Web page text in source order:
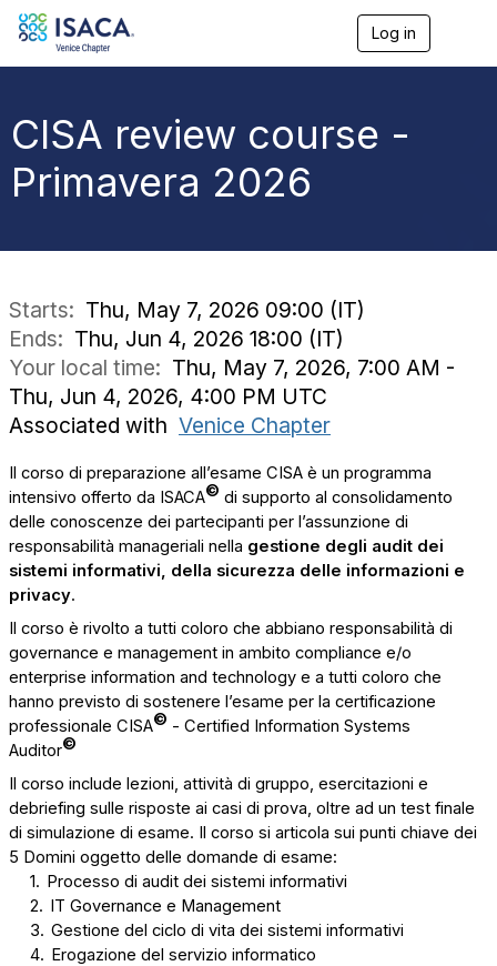
Log in
a
CISA review course -
Primavera 2026
Starts: Thu, May 7, 2026 09:00 (IT)
Ends: Thu, Jun 4, 2026 18:00 (IT)
Your local time: Thu, May 7, 2026, 7:00 AM -
Thu, Jun 4, 2026, 4:00 PM UTC
Associated with Venice Chapter
Il corso di preparazione all’esame CISA è un programma
intensivo offerto da ISACA© di supporto al consolidamento
delle conoscenze dei partecipanti per l’assunzione di
responsabilità manageriali nella gestione degli audit dei
sistemi informativi, della sicurezza delle informazioni e
privacy.
Il corso è rivolto a tutti coloro che abbiano responsabilità di
governance e management in ambito compliance e/o
enterprise information and technology e a tutti coloro che
hanno previsto di sostenere l’esame per la certificazione
professionale CISA© - Certified Information Systems
Auditor©
Il corso include lezioni, attività di gruppo, esercitazioni e
debriefing sulle risposte ai casi di prova, oltre ad un test finale
di simulazione di esame. Il corso si articola sui punti chiave dei
5 Domini oggetto delle domande di esame:
1. Processo di audit dei sistemi informativi
2. IT Governance e Management
3. Gestione del ciclo di vita dei sistemi informativi
4. Erogazione del servizio informatico